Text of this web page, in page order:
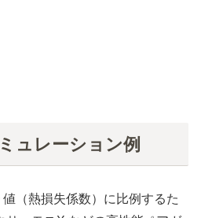
ュレーション例
（熱損失係数）に比例するた